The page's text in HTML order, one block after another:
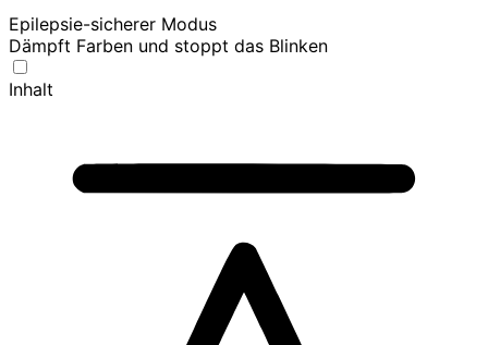
Epilepsie-sicherer Modus
Dämpft Farben und stoppt das Blinken
Inhalt